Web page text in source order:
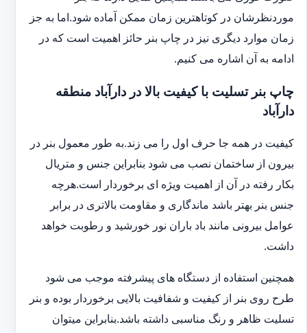
موردنظرشان در کوتاهترین زمان ممکن آماده شود.اما به جز
زمان موارد دیگری نیز در چاپ بنر حائز اهمیت است که در
ادامه به آن اشاره می کنیم.
چاپ بنر تسلیت با کیفیت بالا در دارآباد منطقه
دارآباد
کیفیت در همه جا حرف اول را می زند.به طور معمول بنر در
بیرون از ساختمان نصب می شود بنابراین جنس و متریال
بکار رفته در آن از اهمیت ویژه ای برخوردار است.هرچه
جنس بنر بهتر باشد ماندگاری و مقاومت بالاتری در برابر
عوامل بیرونی مانند باد باران نور خورشید و رطوبت خواهد
داشت.
همچنین استفاده از دستگاه های پیشرفته موجب می شود
طرح روی بنر از کیفیت و شفافیت بالایی برخوردار بوده و بنر
تسلیت ظاهر و رنگ مناسبی داشته باشد.بنابراین میتوان